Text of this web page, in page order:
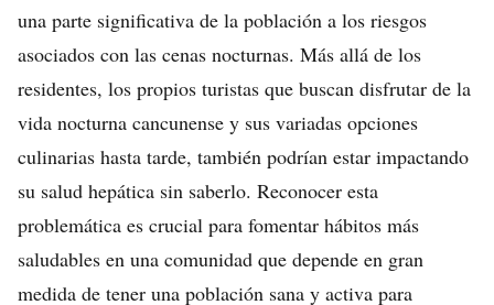
una parte significativa de la población a los riesgos
asociados con las cenas nocturnas. Más allá de los
residentes, los propios turistas que buscan disfrutar de la
vida nocturna cancunense y sus variadas opciones
culinarias hasta tarde, también podrían estar impactando
su salud hepática sin saberlo. Reconocer esta
problemática es crucial para fomentar hábitos más
saludables en una comunidad que depende en gran
medida de tener una población sana y activa para